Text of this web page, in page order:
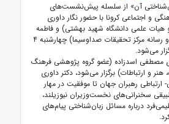
آن» از سلسله پیش‌نشست‌های
و اجتماعی کرونا با حضور نگار داوری
هیات علمی دانشگاه شهید بهشتی) و فاطمه
عظیمی‌فرد (مدیرگروه زبان و رسانه مرکز تحقیقات صداوسیما) چهارشنبه ۴
مصطفی اسدزاده (عضو گروه پژوهشی فرهنگ
و ارتباطات) برگزار می‌شود، دکتر داوری
ارتباطی رهبران جهان تا موفقیت در مهار
سخنرانی‌های نخست‌وزیران نیوزیلند،
درباره مسائل زبان‌شناختی پیام‌های